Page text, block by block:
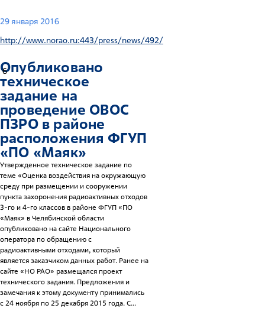
29 января 2016
http://www.norao.ru:443/press/news/492/
6
Опубликовано
техническое
задание на
проведение ОВОС
ПЗРО в районе
расположения ФГУП
«ПО «Маяк»
Утвержденное техническое задание по
теме «Оценка воздействия на окружающую
среду при размещении и сооружении
пункта захоронения радиоактивных отходов
3-го и 4-го классов в районе ФГУП «ПО
«Маяк» в Челябинской области
опубликовано на сайте Национального
оператора по обращению с
радиоактивными отходами, который
является заказчиком данных работ. Ранее на
сайте «НО РАО» размещался проект
технического задания. Предложения и
замечания к этому документу принимались
с 24 ноября по 25 декабря 2015 года. C...